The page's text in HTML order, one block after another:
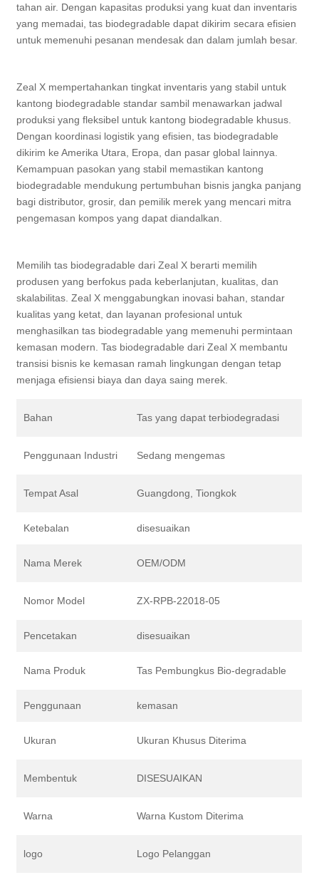
tahan air. Dengan kapasitas produksi yang kuat dan inventaris
yang memadai, tas biodegradable dapat dikirim secara efisien
untuk memenuhi pesanan mendesak dan dalam jumlah besar.
Zeal X mempertahankan tingkat inventaris yang stabil untuk
kantong biodegradable standar sambil menawarkan jadwal
produksi yang fleksibel untuk kantong biodegradable khusus.
Dengan koordinasi logistik yang efisien, tas biodegradable
dikirim ke Amerika Utara, Eropa, dan pasar global lainnya.
Kemampuan pasokan yang stabil memastikan kantong
biodegradable mendukung pertumbuhan bisnis jangka panjang
bagi distributor, grosir, dan pemilik merek yang mencari mitra
pengemasan kompos yang dapat diandalkan.
Memilih tas biodegradable dari Zeal X berarti memilih
produsen yang berfokus pada keberlanjutan, kualitas, dan
skalabilitas. Zeal X menggabungkan inovasi bahan, standar
kualitas yang ketat, dan layanan profesional untuk
menghasilkan tas biodegradable yang memenuhi permintaan
kemasan modern. Tas biodegradable dari Zeal X membantu
transisi bisnis ke kemasan ramah lingkungan dengan tetap
menjaga efisiensi biaya dan daya saing merek.
Bahan Tas yang dapat terbiodegradasi
Penggunaan Industri Sedang mengemas
Tempat Asal Guangdong, Tiongkok
Ketebalan disesuaikan
Nama Merek OEM/ODM
Nomor Model ZX-RPB-22018-05
Pencetakan disesuaikan
Nama Produk Tas Pembungkus Bio-degradable
Penggunaan kemasan
Ukuran Ukuran Khusus Diterima
Membentuk DISESUAIKAN
Warna Warna Kustom Diterima
logo Logo Pelanggan